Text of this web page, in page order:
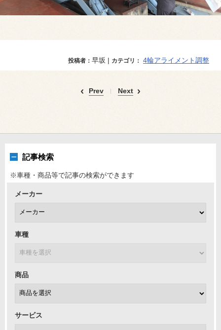
投稿者： 早坂 | カテゴリ： 4輪アライメント調整
Prev Next
記事検索
※車種・商品等で記事の検索ができます
メーカー
車種
商品
サービス